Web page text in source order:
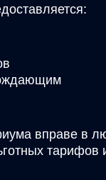
вправе в
тарифов